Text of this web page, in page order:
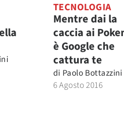
TECNOLOGIA
Mentre dai la
caccia ai
è Google che
cattura te
di Paolo Bottazzini
6 Agosto 2016